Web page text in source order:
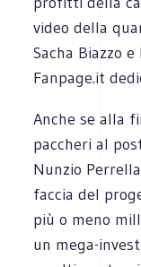
video della
Sacha Biazzo
Fanpage.it
Anche se alla
paccheri al
Nunzio
faccia del
più o meno
un mega-